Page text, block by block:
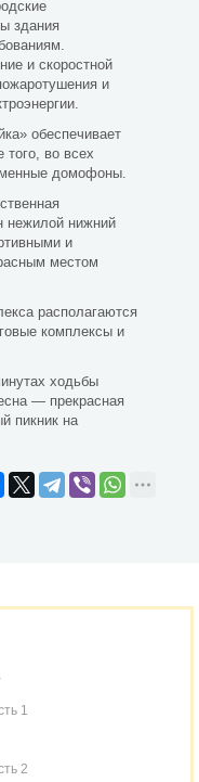
здания
и скоростной
и
обеспечивает
во всех
домофоны.
нежилой нижний
и
местом
располагаются
комплексы и
ходьбы
— прекрасная
пикник на
1
2